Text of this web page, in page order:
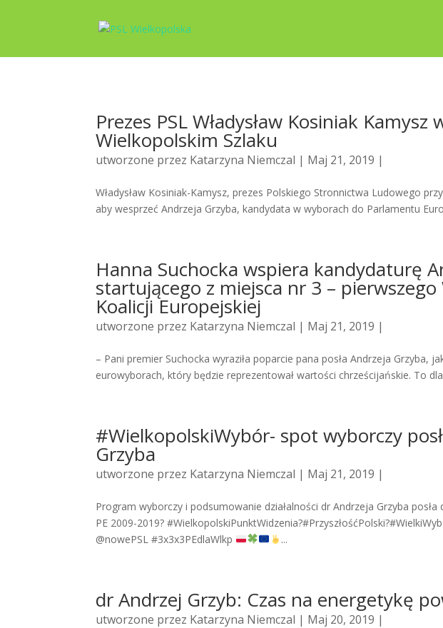
Prezes PSL Władysław Kosiniak
Wielkopolskim Szlaku
utworzone przez Katarzyna Niemczal | Maj 21, 2019 |
Władysław Kosiniak-Kamysz, prezes Polskiego Stronnictwa Ludowego
aby wesprzeć Andrzeja Grzyba, kandydata w wyborach do Parlamentu
Hanna Suchocka wspiera kandydaturę
startującego z miejsca nr 3 –
Koalicji Europejskiej
utworzone przez Katarzyna Niemczal | Maj 21, 2019 |
– Pani premier Suchocka wyraziła poparcie pana posła Andrzeja Grzyba,
eurowyborach, który będzie reprezentował wartości chrześcijańskie. To
#WielkopolskiWybór- spot wyborczy
Grzyba
utworzone przez Katarzyna Niemczal | Maj 21, 2019 |
Program wyborczy i podsumowanie działalności dr Andrzeja Grzyba posła
PE 2009-2019?
@nowePSL #3x3x3PEdlaWlkp
...
dr Andrzej Grzyb: Czas na energetykę
utworzone przez Katarzyna Niemczal | Maj 20, 2019 |